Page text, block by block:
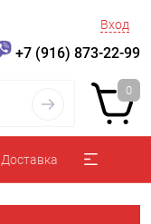
Вход
+7 (916) 873-22-99
0
Доставка